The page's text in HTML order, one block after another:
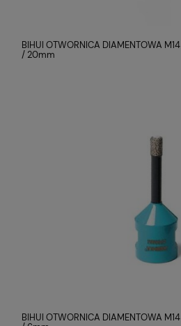
BIHUI OTWORNICA DIAMENTOWA M14
/ 20mm
BIHUI OTWORNICA DIAMENTOWA M14